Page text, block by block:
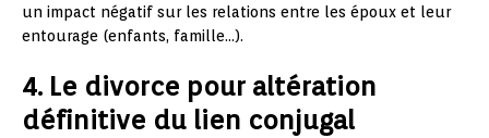
un impact négatif sur les relations entre les époux et leur
entourage (enfants, famille…).
4. Le divorce pour altération
définitive du lien conjugal